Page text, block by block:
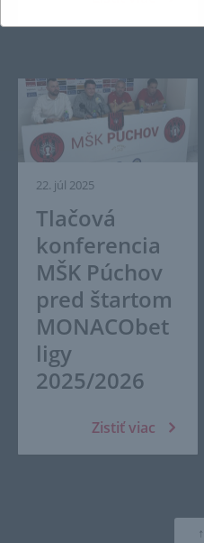
22. júl 2025
Tlačová
konferencia
MŠK Púchov
pred štartom
MONACObet
ligy
2025/2026
Zistiť viac
↑